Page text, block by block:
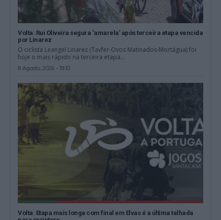
Volta: Rui Oliveira segura ‘amarela’ após terceira etapa vencida
por Linarez
O ciclista Leangel Linarez (Tavfer-Ovos Matinados-Mortágua) foi
hoje o mais rápido na terceira etapa...
8 Agosto, 2026 - 18:10
Volta: Etapa mais longa com final em Elvas é a última talhada